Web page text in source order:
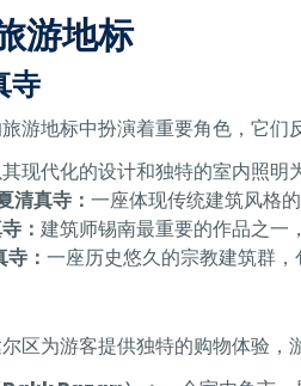
游地标
寺
游地标中扮演着重要角色，它
现代化的设计和独特的室内照明
清真寺：一座体现传统建筑风格
：建筑师锡南最重要的作品之一
寺：一座历史悠久的宗教建筑群，
区为游客提供独特的购物体验